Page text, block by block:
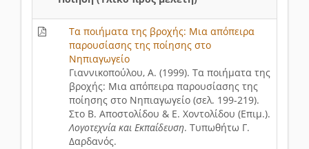
Τα ποιήματα της βροχής: Μια απόπειρα
παρουσίασης της ποίησης στο
Νηπιαγωγείο
Γιαννικοπούλου, Α. (1999). Τα ποιήματα της
βροχής: Μια απόπειρα παρουσίασης της
ποίησης στο Νηπιαγωγείο (σελ. 199-219).
Στο Β. Αποστολίδου & Ε. Χοντολίδου (Επιμ.).
Λογοτεχνία και Εκπαίδευση. Τυπωθήτω Γ.
Δαρδανός.